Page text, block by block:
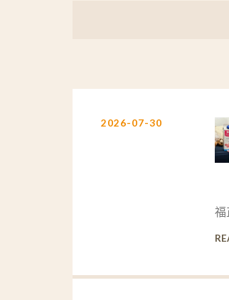
2026-07-30
福